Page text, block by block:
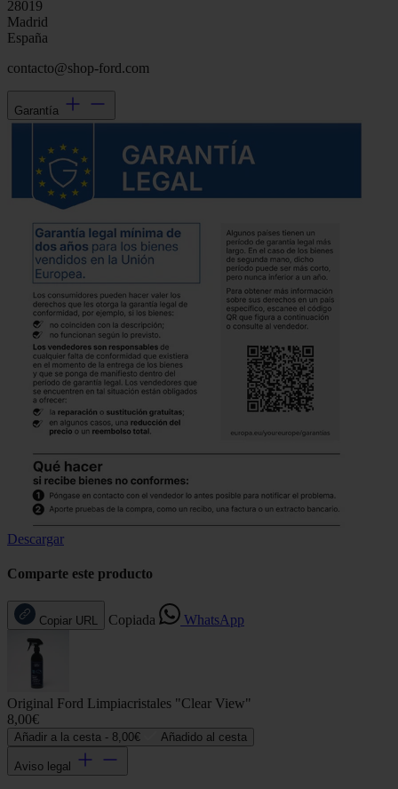
28019
Madrid
España
contacto@shop-ford.com
Garantía
Descargar
Comparte este producto
Copiar URL Copiada WhatsApp
Original Ford Limpiacristales "Clear View"
8,00€
Añadir a la cesta - 8,00€ Añadido al cesta
Aviso legal